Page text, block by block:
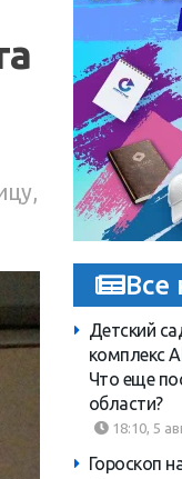
Все
Детский
комплекс
Что еще
области?
18:10, 5
Гороскоп